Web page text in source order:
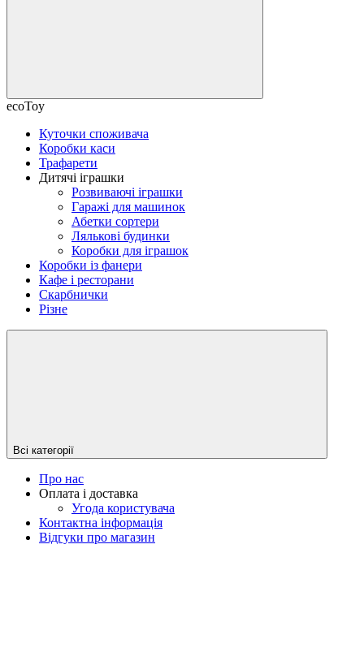
ecoToy
Куточки споживача
Коробки каси
Трафарети
Дитячі іграшки
Розвиваючі іграшки
Гаражі для машинок
Абетки сортери
Лялькові будинки
Коробки для іграшок
Коробки із фанери
Кафе і ресторани
Скарбнички
Різне
Всі категорії
Про нас
Оплата і доставка
Угода користувача
Контактна інформація
Відгуки про магазин